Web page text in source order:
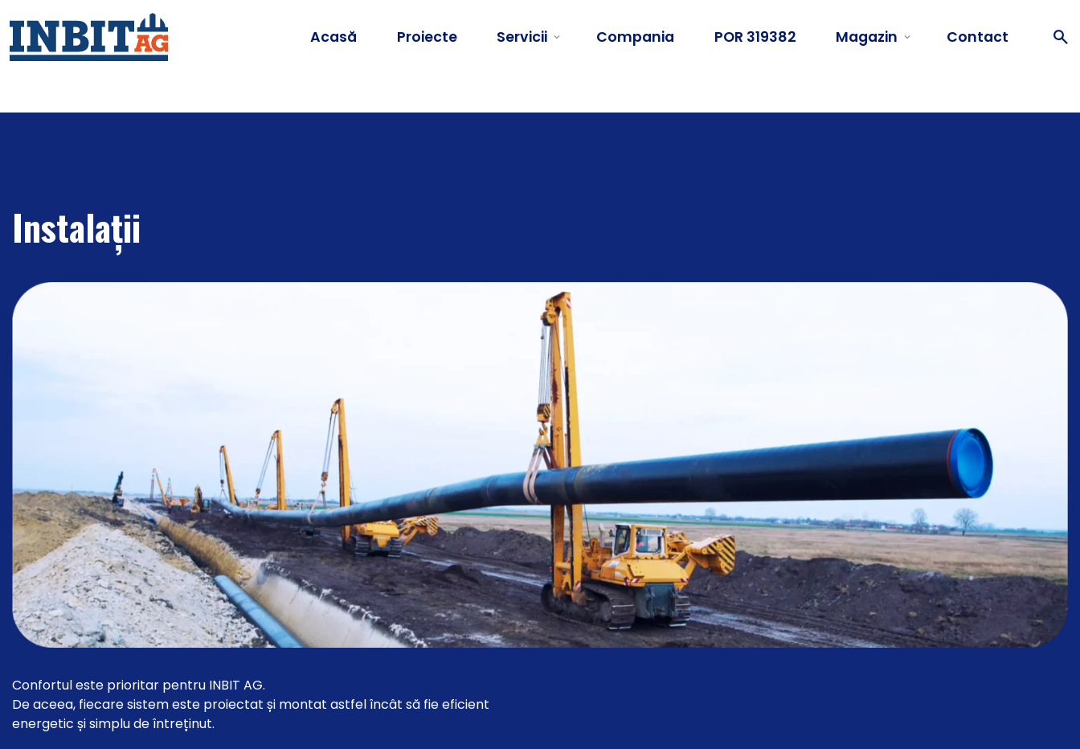
Acasă Proiecte Servicii Compania POR 319382 Magazin Contact
Instalații
Confortul este prioritar pentru INBIT AG.
De aceea, fiecare sistem este proiectat și montat astfel încât să fie eficient
energetic și simplu de întreținut.